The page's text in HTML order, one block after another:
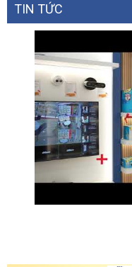
TIN TỨC